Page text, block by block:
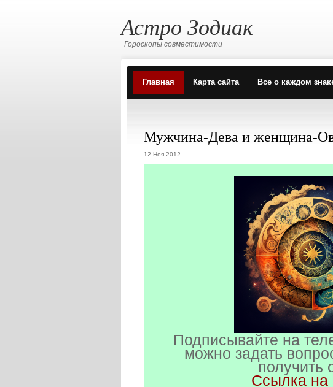
Астро Зодиак
Гороскопы совместимости
Главная Карта сайта Все о каждом
Мужчина-Дева и женщина-
12 Ноя 2012
Подписывайте на
можно задать
получить
Ссылка на